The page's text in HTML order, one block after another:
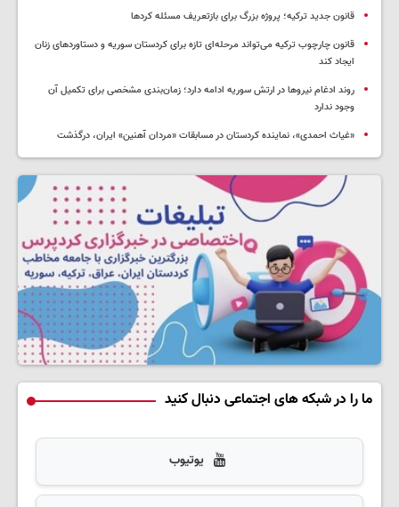
قانون جدید ترکیه؛ پروژه بزرگ‌ برای بازتعریف مسئله کردها
قانون چارچوب ترکیه می‌تواند مرحله‌ای تازه برای کردستان سوریه و دستاوردهای زنان
ایجاد کند
روند ادغام نیروها در ارتش سوریه ادامه دارد؛ زمان‌بندی مشخصی برای تکمیل آن
وجود ندارد
«غیاث احمدی»، نماینده کردستان در مسابقات «مردان آهنین» ایران، درگذشت
ما را در شبکه های اجتماعی دنبال کنید
یوتیوب